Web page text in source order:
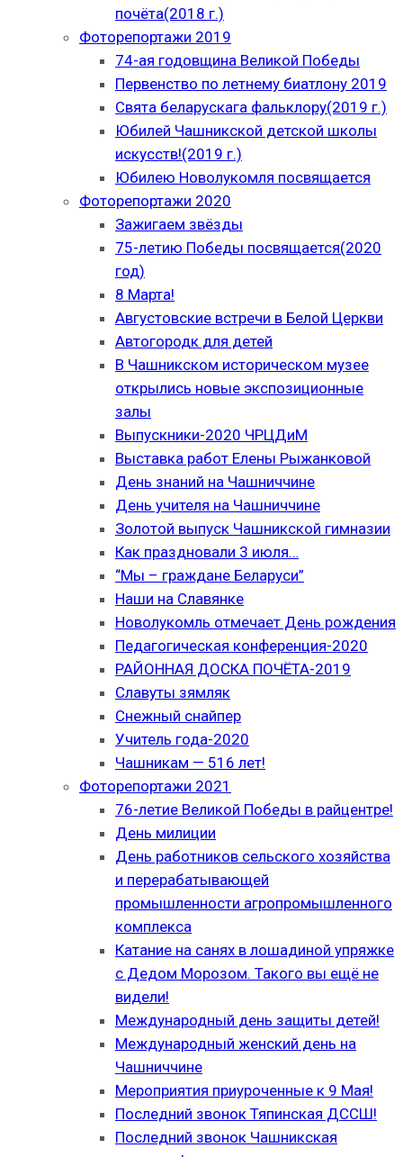
почёта(2018 г.)
Фоторепортажи 2019
74-ая годовщина Великой Победы
Первенство по летнему биатлону 2019
Свята беларускага фальклору(2019 г.)
Юбилей Чашникской детской школы
искусств!(2019 г.)
Юбилею Новолукомля посвящается
Фоторепортажи 2020
Зажигаем звёзды
75-летию Победы посвящается(2020
год)
8 Марта!
Августовские встречи в Белой Церкви
Автогородк для детей
В Чашникском историческом музее
открылись новые экспозиционные
залы
Выпускники-2020 ЧРЦДиМ
Выставка работ Елены Рыжанковой
День знаний на Чашниччине
День учителя на Чашниччине
Золотой выпуск Чашникской гимназии
Как праздновали 3 июля…
“Мы – граждане Беларуси”
Наши на Славянке
Новолукомль отмечает День рождения
Педагогическая конференция-2020
РАЙОННАЯ ДОСКА ПОЧЁТА-2019
Славуты зямляк
Снежный снайпер
Учитель года-2020
Чашникам — 516 лет!
Фоторепортажи 2021
76-летие Великой Победы в райцентре!
День милиции
День работников сельского хозяйства
и перерабатывающей
промышленности агропромышленного
комплекса
Катание на санях в лошадиной упряжке
с Дедом Морозом. Такого вы ещё не
видели!
Международный день защиты детей!
Международный женский день на
Чашниччине
Мероприятия приуроченные к 9 Мая!
Последний звонок Тяпинская ДССШ!
Последний звонок Чашникская